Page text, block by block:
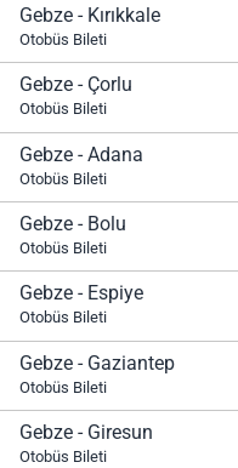
Gebze - Kırıkkale
Otobüs Bileti
Gebze - Çorlu
Otobüs Bileti
Gebze - Adana
Otobüs Bileti
Gebze - Bolu
Otobüs Bileti
Gebze - Espiye
Otobüs Bileti
Gebze - Gaziantep
Otobüs Bileti
Gebze - Giresun
Otobüs Bileti